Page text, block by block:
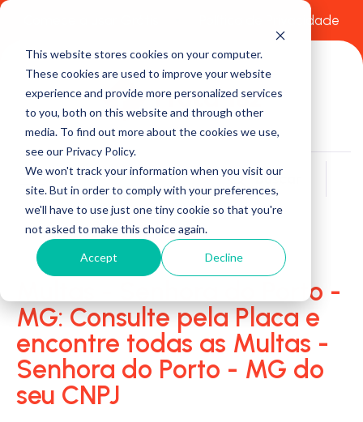
This website stores cookies on your computer.
These cookies are used to improve your website
experience and provide more personalized services
to you, both on this website and through other
media. To find out more about the cookies we use,
see our Privacy Policy.
We won't track your information when you visit our
site. But in order to comply with your preferences,
we'll have to use just one tiny cookie so that you're
not asked to make this choice again.
Accept Decline
Política de Privacidade
Buscar
Multas - Senhora do Porto -
MG: Consulte pela Placa e
encontre todas as Multas -
Senhora do Porto - MG do
seu CNPJ